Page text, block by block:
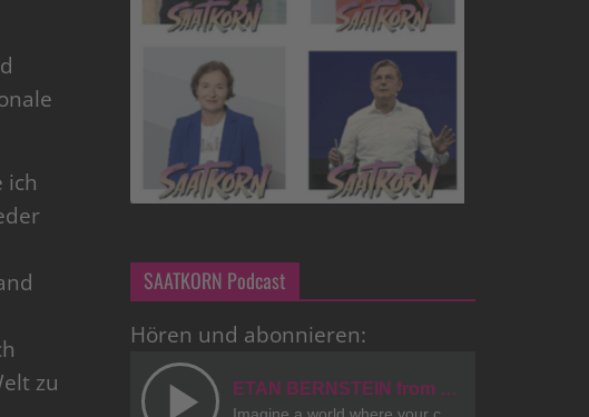
ich
zu
SAATKORN Podcast
Hören und abonnieren: